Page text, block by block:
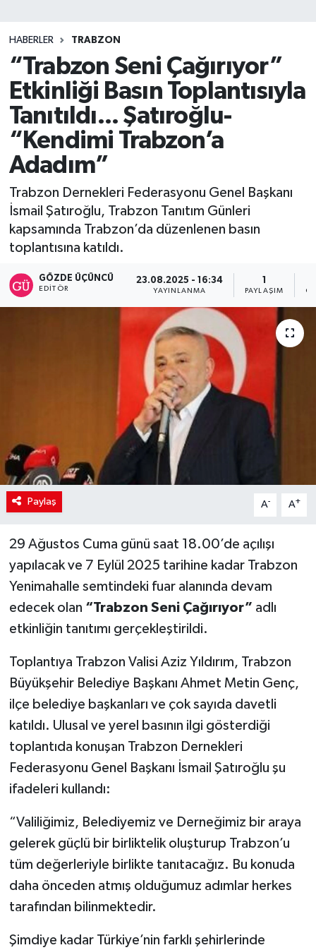
HABERLER TRABZON
“Trabzon Seni Çağırıyor”
Etkinliği Basın Toplantısıyla
Tanıtıldı... Şatıroğlu-
“Kendimi Trabzon’a
Adadım”
Trabzon Dernekleri Federasyonu Genel Başkanı
İsmail Şatıroğlu, Trabzon Tanıtım Günleri
kapsamında Trabzon’da düzenlenen basın
toplantısına katıldı.
GÖZDE ÜÇÜNCÜ
EDITÖR
23.08.2025 - 16:34
YAYINLANMA
1
PAYLAŞIM
Paylaş A- A+
29 Ağustos Cuma günü saat 18.00’de açılışı
yapılacak ve 7 Eylül 2025 tarihine kadar Trabzon
Yenimahalle semtindeki fuar alanında devam
edecek olan “Trabzon Seni Çağırıyor” adlı
etkinliğin tanıtımı gerçekleştirildi.
Toplantıya Trabzon Valisi Aziz Yıldırım, Trabzon
Büyükşehir Belediye Başkanı Ahmet Metin Genç,
ilçe belediye başkanları ve çok sayıda davetli
katıldı. Ulusal ve yerel basının ilgi gösterdiği
toplantıda konuşan Trabzon Dernekleri
Federasyonu Genel Başkanı İsmail Şatıroğlu şu
ifadeleri kullandı:
“Valiliğimiz, Belediyemiz ve Derneğimiz bir araya
gelerek güçlü bir birliktelik oluşturup Trabzon’u
tüm değerleriyle birlikte tanıtacağız. Bu konuda
daha önceden atmış olduğumuz adımlar herkes
tarafından bilinmektedir.
Şimdiye kadar Türkiye’nin farklı şehirlerinde
Teknoloji
TRABZON
TRABZONSPOR
Yaşam